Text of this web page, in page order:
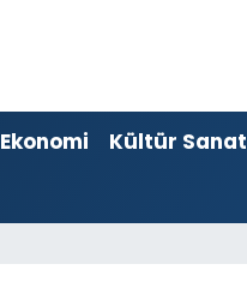
Ekonomi Kültür Sanat